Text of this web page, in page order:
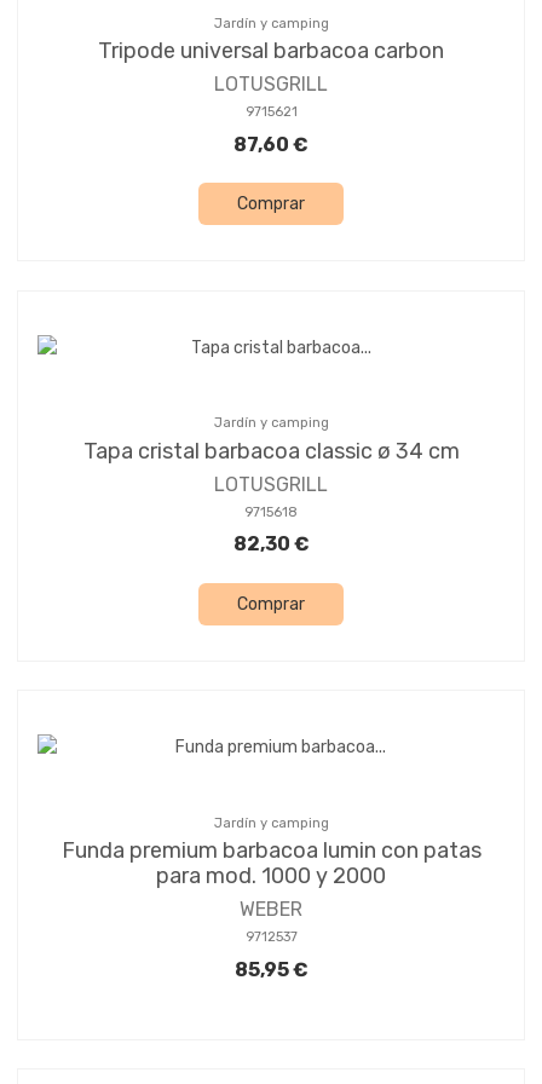
Jardín y camping
Tripode universal barbacoa carbon
LOTUSGRILL
9715621
87,60 €
Comprar
Jardín y camping
Tapa cristal barbacoa classic ø 34 cm
LOTUSGRILL
9715618
82,30 €
Comprar
Jardín y camping
Funda premium barbacoa lumin con patas
para mod. 1000 y 2000
WEBER
9712537
85,95 €